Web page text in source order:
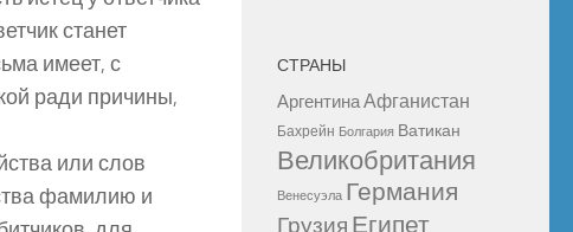
станет
имеет, с
ради причины,
или слов
фамилию и
СТРАНЫ
АргентинаАфганистан
Бахрейн Болгария Ватикан
Великобритания
Венесуэла Германия
Грузия Египет